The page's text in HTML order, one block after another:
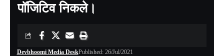
पॉजिटिव निकले।
Devbhoomi Media DeskPublished: 26/Jul/2021